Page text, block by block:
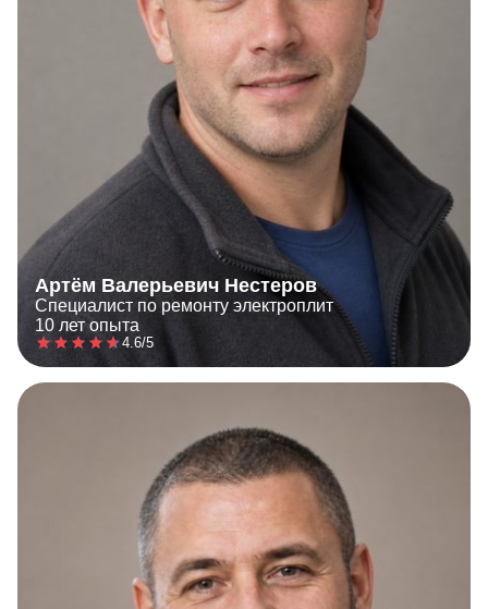
Артём Валерьевич Нестеров
Специалист по ремонту электроплит
10 лет опыта
4.6/5